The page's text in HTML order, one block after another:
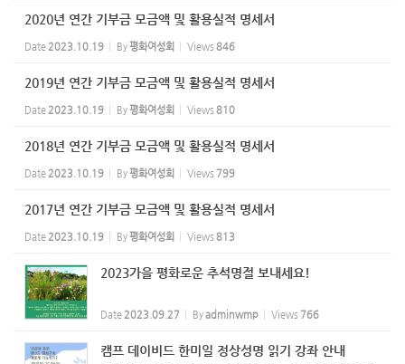
2020년 연간 기부금 모금액 및 활용실적 명세서
Date 2023.10.19 By평화여성회 Views 846
2019년 연간 기부금 모금액 및 활용실적 명세서
Date 2023.10.19 By평화여성회 Views 810
2018년 연간 기부금 모금액 및 활용실적 명세서
Date 2023.10.19 By평화여성회 Views 799
2017년 연간 기부금 모금액 및 활용실적 명세서
Date 2023.10.19 By평화여성회 Views 813
2023가을 평화로운 추석명절 보내세요!
Date 2023.09.27 Byadminwmp Views 766
캠프 데이비드 한미일 정상성명 읽기 강좌 안내